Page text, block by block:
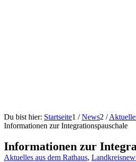
Du bist hier: Startseite1 / News2 /
Informationen zur Integrationspauschale
Informationen zur
Aktuelles aus dem Rathaus,